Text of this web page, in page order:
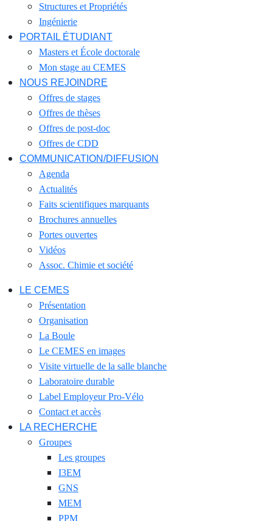
Structures et Propriétés
Ingénierie
PORTAIL ÉTUDIANT
Masters et École doctorale
Mon stage au CEMES
NOUS REJOINDRE
Offres de stages
Offres de thèses
Offres de post-doc
Offres de CDD
COMMUNICATION/DIFFUSION
Agenda
Actualités
Faits scientifiques marquants
Brochures annuelles
Portes ouvertes
Vidéos
Assoc. Chimie et société
LE CEMES
Présentation
Organisation
La Boule
Le CEMES en images
Visite virtuelle de la salle blanche
Laboratoire durable
Label Employeur Pro-Vélo
Contact et accès
LA RECHERCHE
Groupes
Les groupes
I3EM
GNS
MEM
PPM